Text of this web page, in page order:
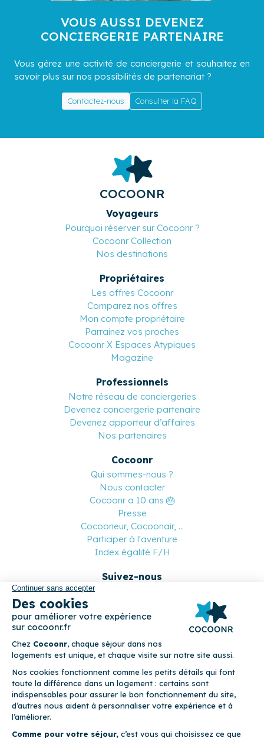
VOUS AUSSI DEVENEZ
CONCIERGERIE PARTENAIRE
Vous gérez une activité de conciergerie et souhaitez en
savoir plus sur nos possibilités de partenariat ?
Contactez-nous Consulter la FAQ
COCOONR
Voyageurs
Pourquoi réserver sur Cocoonr ?
Cocoonr Collection
Nos destinations
Propriétaires
Les offres Cocoonr
Comparez nos offres
Mon compte propriétaire
Parrainez vos proches
Cocoonr X Espaces Atypiques
Magazine
Professionnels
Notre réseau de conciergeries
Devenez conciergerie partenaire
Devenez apporteur d’affaires
Nos partenaires
Cocoonr
Qui sommes-nous ?
Nous contacter
Cocoonr a 10 ans 🎂
Presse
Cocooneur, Cocoonair, ...
Participer à l'aventure
Index égalité F/H
Suivez-nous